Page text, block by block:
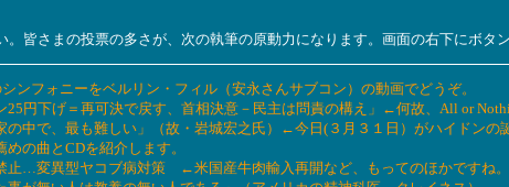
。皆さまの投票の多さが、次の執筆の原動力になります。画面の右下にボタ
フォニーをベルリン・フィル（安永さんサブコン）の動画でどうぞ。
円下げ＝再可決で戻す、首相決意－民主は問責の構え」←何故、All or
中で、最も難しい」（故・岩城宏之氏）←今日(３月３１日）がハイドンの
の曲とCDを紹介します。
止…変異型ヤコブ病対策 ←米国産牛肉輸入再開など、もってのほかですね。